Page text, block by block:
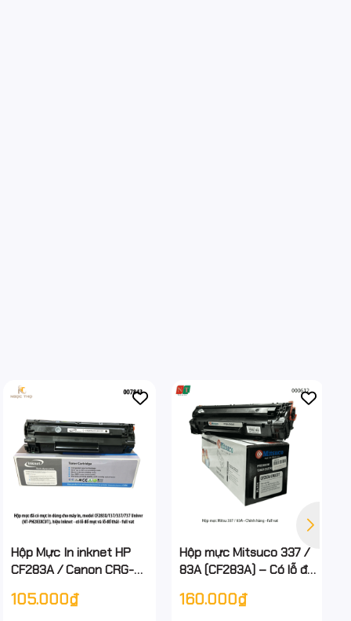
Hộp Mực In inknet HP
CF283A / Canon CRG-
Chính Hiệu – Full VAT –
105.000₫
Hộp mực Mitsuco 337 /
83A (CF283A) – Có lỗ đổ
Full VAT
160.000₫